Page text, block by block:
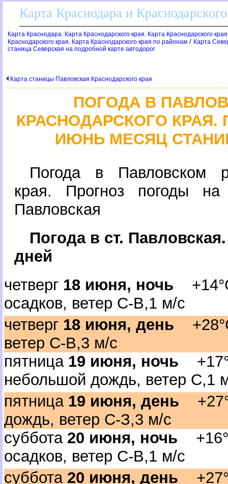
Карта Краснодара и
Карта Краснодара. Карта Краснодарского края. Карта Краснодарского
Краснодарского края. Карта Краснодарского края по районам / Карта
станица Северская на подробной карте автодоро
Карта станицы Павловская Краснодарского края
ПОГОДА В
КРАСНОДАРСКОГО
ИЮНЬ МЕСЯЦ
Погода в Павловском
края. Прогноз погоды
Павловская
Погода в ст.
дней
четвер 18 июня, ночь
осадков, ветер С-В,1 м/с
четвер 18 июня, день
етер С-В,3 м/с
пятница 19 июня, ночь
небольшой дождь, ветер С,1
пятница 19 июня, день
дождь, ветер С-З,3 м/с
суббота 20 июня, ночь
осадков, ветер С-В,1 м/с
суббота 20 июня, день